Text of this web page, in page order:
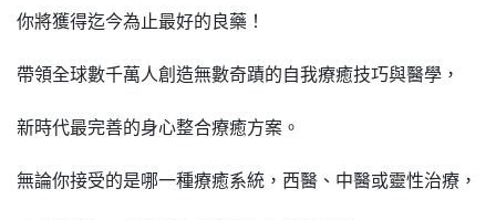
你將獲得迄今為止最好的良藥！
帶領全球數千萬人創造無數奇蹟的自我療癒技巧與醫學，
新時代最完善的身心整合療癒方案。
無論你接受的是哪一種療癒系統，西醫、中醫或靈性治療，